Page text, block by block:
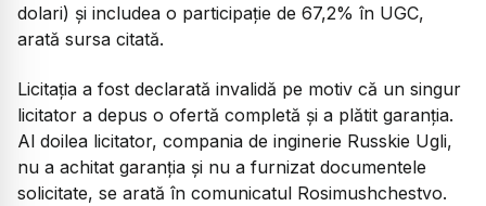
dolari) şi includea o participaţie de 67,2% în UGC,
arată sursa citată.
Licitația a fost declarată invalidă pe motiv că un singur
licitator a depus o ofertă completă şi a plătit garanţia.
Al doilea licitator, compania de inginerie Russkie Ugli,
nu a achitat garanţia şi nu a furnizat documentele
solicitate, se arată în comunicatul Rosimushchestvo.